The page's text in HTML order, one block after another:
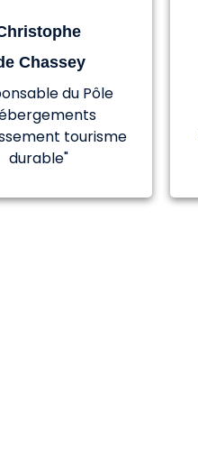
Chassey
du Pôle
tourisme
durable"